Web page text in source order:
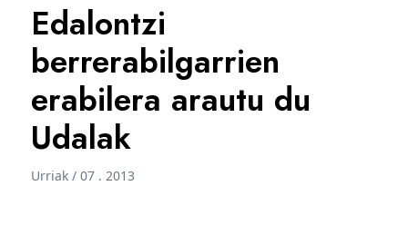
Edalontzi
berrerabilgarrien
erabilera arautu du
Udalak
Urriak / 07 . 2013